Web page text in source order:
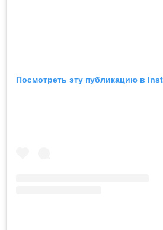
Посмотреть эту публикацию в